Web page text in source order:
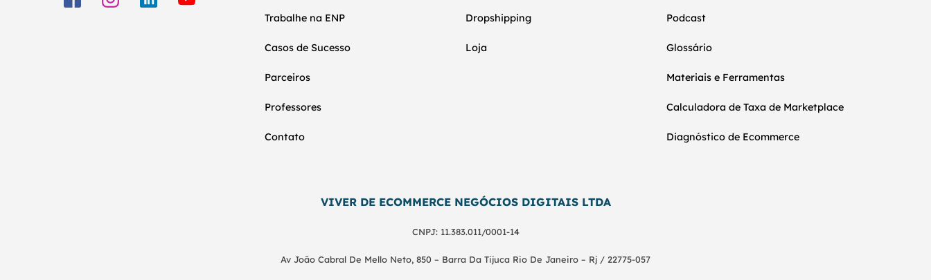
Trabalhe na ENP
Casos de Sucesso
Parceiros
Professores
Contato
Dropshipping
Loja
Podcast
Glossário
Materiais e Ferramentas
Calculadora de Taxa de Marketplace
Diagnóstico de Ecommerce
VIVER DE ECOMMERCE NEGÓCIOS DIGITAIS LTDA
CNPJ: 11.383.011/0001-14
Av João Cabral De Mello Neto, 850 – Barra Da Tijuca Rio De Janeiro – Rj / 22775-057